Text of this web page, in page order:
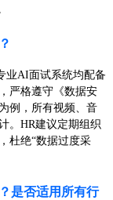
业AI面试系统均配备
严格遵守《数据安
例，所有视频、音
。HR建议定期组织
杜绝“数据过度采
是否适用所有行